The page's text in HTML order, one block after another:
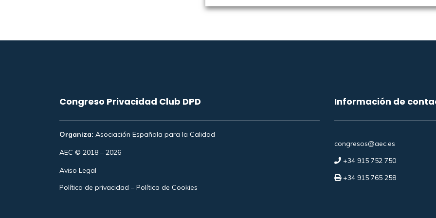
Congreso Privacidad Club DPD
Organiza: Asociación Española para la Calidad
AEC © 2018 – 2026
Aviso Legal
Política de privacidad – Política de Cookies
Información de
congresos@aec.es
+34 915 752 750
+34 915 765 258